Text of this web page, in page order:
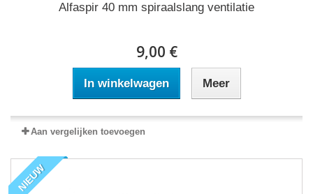
Alfaspir 40 mm spiraalslang ventilatie
9,00 €
In winkelwagen Meer
Aan vergelijken toevoegen
NIEUW